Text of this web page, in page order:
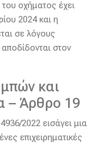
οχήματος έχει
2024 και η
σε λόγους
στον
και
– Άρθρο 19
2022 εισάγει μια
επιχειρηματικές